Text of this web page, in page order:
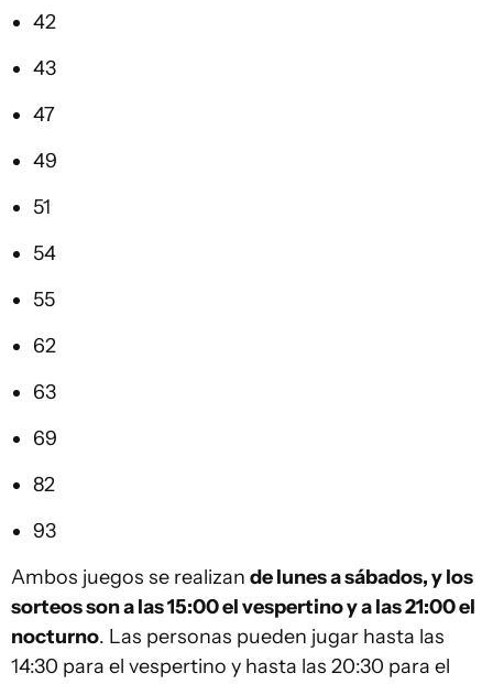
42
43
47
49
51
54
55
62
63
69
82
93
Ambos juegos se realizan de lunes a sábados, y los
sorteos son a las 15:00 el vespertino y a las 21:00 el
nocturno. Las personas pueden jugar hasta las
14:30 para el vespertino y hasta las 20:30 para el